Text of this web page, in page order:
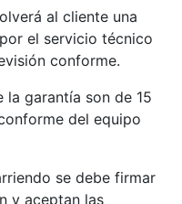
al cliente una
el servicio técnico
conforme.
la garantía son de 15
del equipo
se debe firmar
y aceptan las